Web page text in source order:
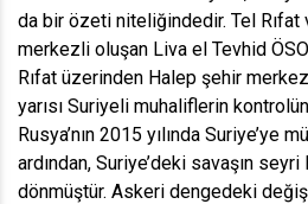
da bir özeti niteliğindedir. Tel
merkezli oluşan Liva el Tevhid
Rıfat üzerinden Halep şehir
yarısı Suriyeli muhaliflerin
Rusya’nın 2015 yılında Suriye’ye
ardından, Suriye’deki savaşın
dönmüştür. Askeri dengedeki